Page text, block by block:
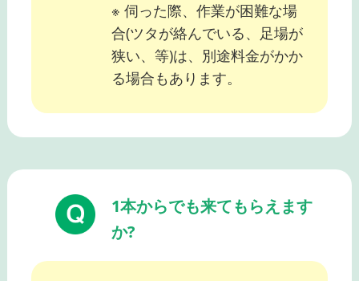
※ 伺った際、作業が困難な場
合(ツタが絡んでいる、足場が
狭い、等)は、別途料金がかか
る場合もあります。
1本からでも来てもらえます
か?